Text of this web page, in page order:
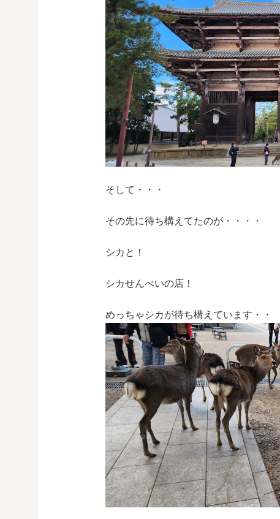
そして・・・
その先に待ち構えてたのが・・・・
シカと！
シカせんべいの店！
めっちゃシカが待ち構えています・・